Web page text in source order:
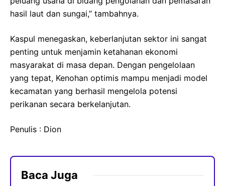
hasil laut dan sungai,” tambahnya.
Kaspul menegaskan, keberlanjutan sektor ini sangat
penting untuk menjamin ketahanan ekonomi
masyarakat di masa depan. Dengan pengelolaan
yang tepat, Kenohan optimis mampu menjadi model
kecamatan yang berhasil mengelola potensi
perikanan secara berkelanjutan.
Penulis : Dion
Baca Juga